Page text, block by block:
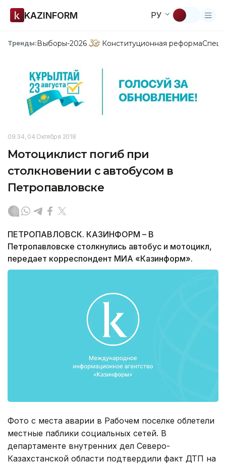
KAZINFORM РУ
Тренды:Выборы-2026 Конституционная реформа
09:34, 04 Октября 2018
Мотоциклист погиб при
столкновении с автобусом в
Петропавловске
ПЕТРОПАВЛОВСК. КАЗИНФОРМ – В
Петропавловске столкнулись автобус и мотоцикл,
передает корреспондент МИА «Казинформ».
Фото с места аварии в Рабочем поселке облетели
местные паблики социальных сетей. В
департаменте внутренних дел Северо-
Казахстанской области подтвердили факт ДТП на